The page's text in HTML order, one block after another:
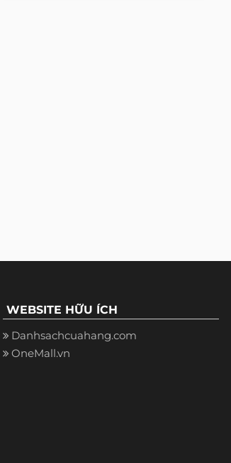
WEBSITE HỮU ÍCH
Danhsachcuahang.com
OneMall.vn